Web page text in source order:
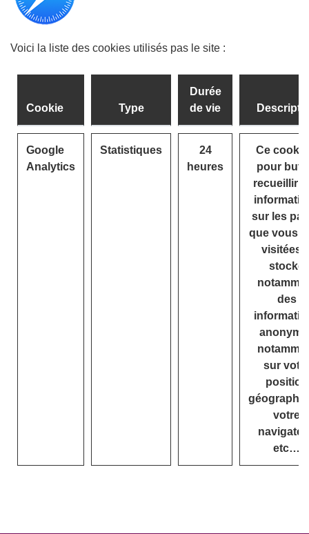
Voici la liste des cookies utilisés pas le site :
Cookie Type
Durée
de vie
Google
Analytics
Statistiques
24
heures
Ce
pour but
recueillir
sur les
que vous
visitées.
stocke
des
sur
position
votre
etc…